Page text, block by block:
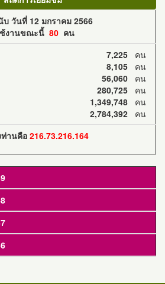
บ วันที่ 12 มกราคม 2566
งานขณะนี้ 80 คน
7,225 คน
8,105 คน
56,060 คน
280,725 คน
1,349,748 คน
2,784,392 คน
านคือ 216.73.216.164